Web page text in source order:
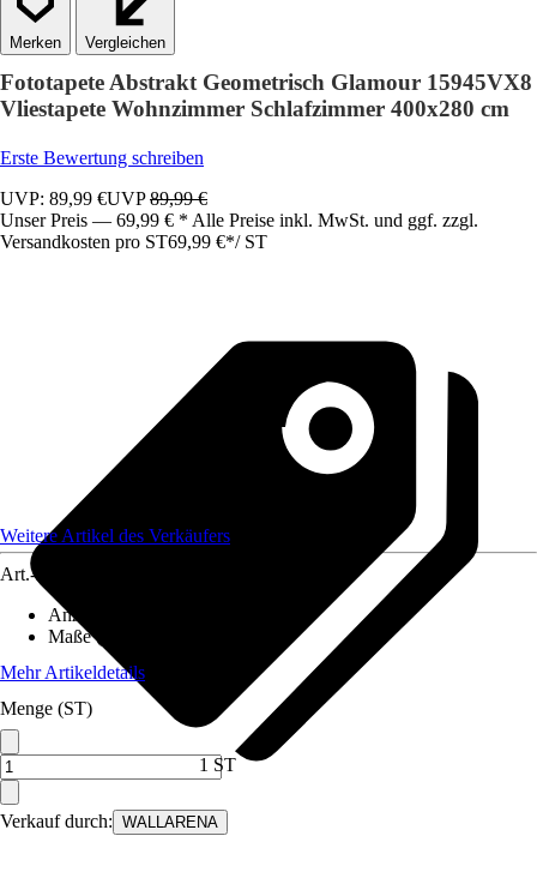
Vergleichen
Fototapete Abstrakt Geometrisch Glamour 15945VX8
Vliestapete Wohnzimmer Schlafzimmer 400x280 cm
Erste Bewertung schreiben
UVP: 89,99 €UVP89,99 €
Unser Preis — 69,99 € * Alle Preise inkl. MwSt. und ggf. zzgl.
Versandkosten pro ST69,99 €*/ ST
Verkauf durch: WALLARENA
Weitere Artikel des Verkäufers
Art.-Nr.
Anzahl der Teile
Maße (BxH)
Mehr Artikeldetails
Menge (ST)
1 ST